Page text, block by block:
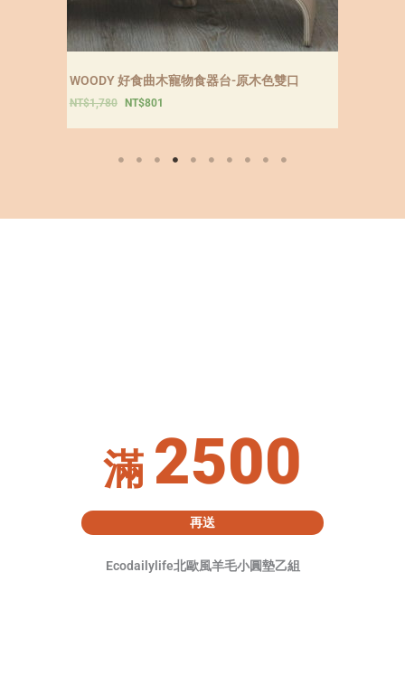
CARTON好厝 六角瓦楞紙貓屋 含專用貓抓板
NT$880
滿 2500
再送
Ecodailylife北歐風羊毛小圓墊乙組